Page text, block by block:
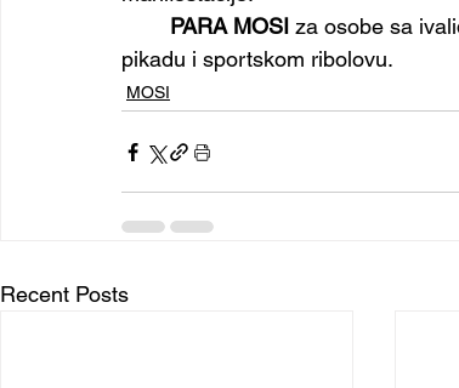
PARA MOSI za osobe sa
pikadu i sportskom ribolovu.
MOSI
Recent Posts